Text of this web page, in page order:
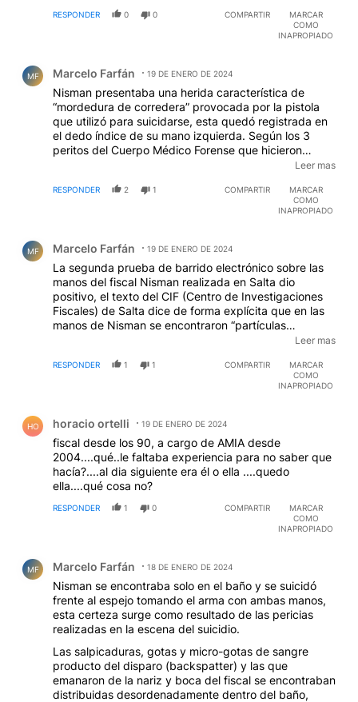
RESPONDER 0 0 COMPARTIR
MARCAR
COMO
INAPROPIADO
MF Marcelo Farfán 19 DE ENERO DE 2024
Nisman presentaba una herida característica de
“mordedura de corredera” provocada por la pistola
que utilizó para suicidarse, esta quedó registrada en
el dedo índice de su mano izquierda. Según los 3
peritos del Cuerpo Médico Forense que hicieron
pericias in situ y realizaron la autopsia sobre el cuerpo
junta médica interdisciplinaria), este sujetó el arma
con ambas manos y por esta razón presentaba una
observarse en las fotografías que se tomaron sobre el
cuerpo del fiscal...
Leer mas
RESPONDER 2 1 COMPARTIR
MARCAR
COMO
INAPROPIADO
MF Marcelo Farfán 19 DE ENERO DE 2024
La segunda prueba de barrido electrónico sobre las
manos del fiscal Nisman realizada en Salta dio
positivo, el texto del CIF (Centro de Investigaciones
Fiscales) de Salta dice de forma explícita que en las
manos de Nisman se encontraron “partículas
consistentes con residuos de disparo”, es decir que se
producto del disparo. La pericia de gendarmería y los
peritos de Arrollo Salgado, Raffo y Ravioli, también
obligado y "ayudado" a hacerlo por terceras personas
¿no debería quedar entonces restos de deflagración
entre sus manos en ambos casos?... fuese obligado o
si disparó por iniciativa propia, la pericia en cualquier
caso arrojaría idénticos resultados. Según el estudio
Vicent Di Maio, este publica una tabla en la que
sostiene que solo se detectan residuos en el 11 por
que solamente había 11 posibilidades sobre 100 de
que puedan encontrarse restos de pólvora sobre las
manos del fiscal, máxime teniendo en cuenta las horas
transcurridas y la sangre sobre sus manos, sin
embargo sobre ambas manos de Nisman se
esto es ocultado por la corporación mediática y así
mantienen en la más absoluta ignorancia a gran parte
de la población...
Leer mas
RESPONDER 1 1 COMPARTIR
MARCAR
COMO
INAPROPIADO
HO horacio ortelli 19 DE ENERO DE 2024
fiscal desde los 90, a cargo de AMIA desde
2004....qué..le faltaba experiencia para no saber que
hacía?....al dia siguiente era él o ella ....quedo
ella....qué cosa no?
RESPONDER 1 0 COMPARTIR
MARCAR
COMO
INAPROPIADO
MF Marcelo Farfán 18 DE ENERO DE 2024
Nisman se encontraba solo en el baño y se suicidó
frente al espejo tomando el arma con ambas manos,
esta certeza surge como resultado de las pericias
realizadas en la escena del suicidio.
Las salpicaduras, gotas y micro-gotas de sangre
producto del disparo (backspatter) y las que
emanaron de la nariz y boca del fiscal se encontraban
distribuidas desordenadamente dentro del baño,